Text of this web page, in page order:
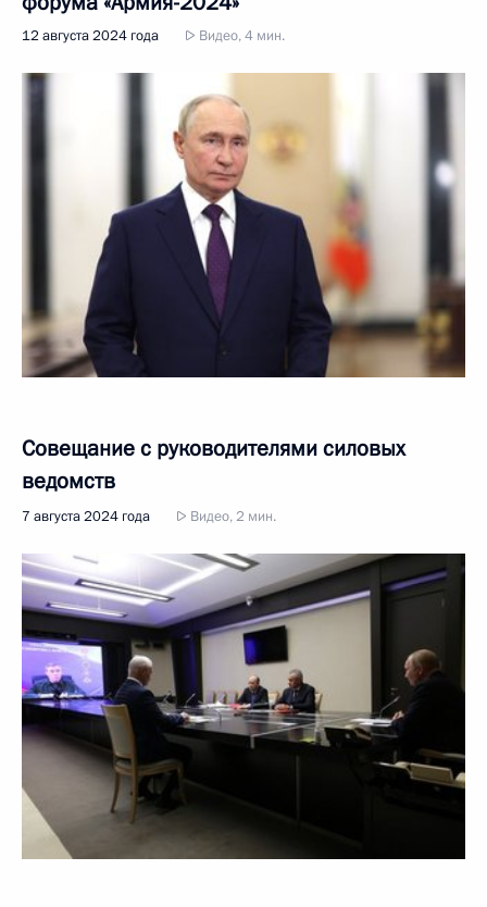
12 августа 2024 года Видео, 4 мин.
Совещание с руководителями силовых
ведомств
7 августа 2024 года Видео, 2 мин.